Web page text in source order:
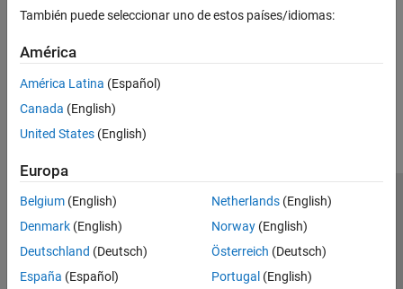
También puede seleccionar uno de estos países/idiomas:
América
América Latina (Español)
Canada (English)
United States (English)
Europa
Belgium (English)
Denmark (English)
Deutschland (Deutsch)
España (Español)
Netherlands(English)
Norway(English)
Österreich (Deutsch)
Portugal (English)
Centro de confianza
Marcas comerciales
Política de privacidad
Antipiratería
Estado de las aplicaciones
Información de contacto
© 1994-2026 The MathWorks, Inc.